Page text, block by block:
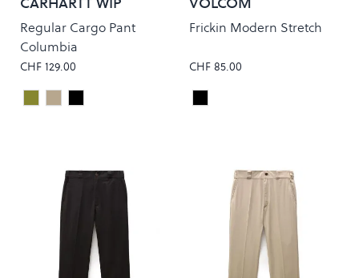
Regular Cargo Pant
Columbia
CHF 129.00
Colour
Cypress Rinsed
Leather Rinsed
Black Rinsed
Frickin Modern Stretch
CHF 85.00
Colour
Black